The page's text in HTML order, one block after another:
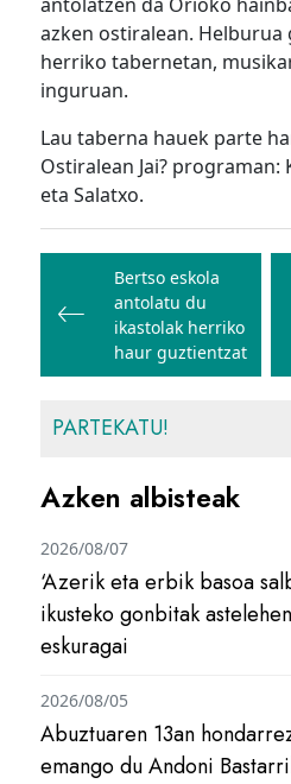
antolatzen da Orioko
azken ostiralean.
herriko tabernetan,
inguruan.
Lau taberna hauek parte
Ostiralean Jai? programan:
eta Salatxo.
Bidalketetan
zehar
nabigatu
Bertso eskola
antolatu du
ikastolak herriko
haur guztientzat
PARTEKATU!
Azken albisteak
‘Azerik eta erbik basoa
ikusteko gonbitak
eskuragai
2026/08/07
Abuztuaren 13an
emango du Andoni
2026/08/05